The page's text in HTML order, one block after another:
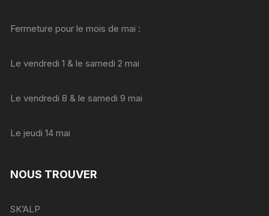
Fermeture pour le mois de mai :
Le vendredi 1 & le samedi 2 mai
Le vendredi 8 & le samedi 9 mai
Le jeudi 14 mai
NOUS TROUVER
SK’ALP